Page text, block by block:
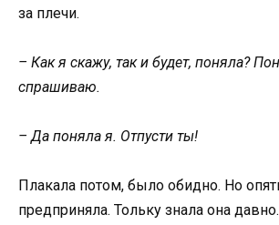
за плечи.
– Как я скажу, так и будет, поняла?
спрашиваю.
– Да поняла я. Отпусти ты!
Плакала потом, было обидно. Но
предприняла. Тольку знала она